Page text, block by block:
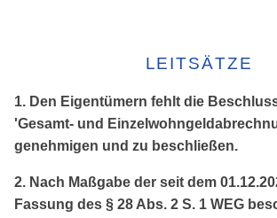
LEITSÄTZE
1. Den Eigentümern fehlt die
'Gesamt- und
genehmigen und zu beschließen.
2. Nach Maßgabe der seit dem
Fassung des § 28 Abs. 2 S. 1 WEG